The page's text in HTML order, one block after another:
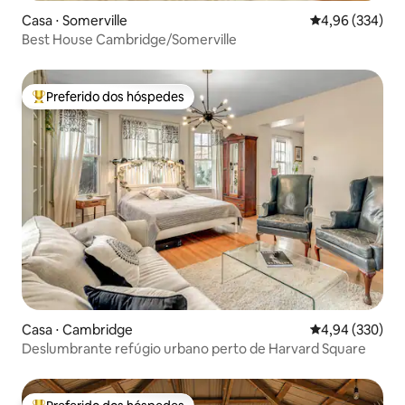
Casa ⋅ Somerville 4,96 de uma
4,96 (334)
Best House Cambridge/Somerville
Entre os melhores preferidos dos hóspedes
Preferido dos hóspedes
Casa ⋅ Cambridge 4,94 de uma
4,94 (330)
Deslumbrante refúgio urbano perto de Harvard Square